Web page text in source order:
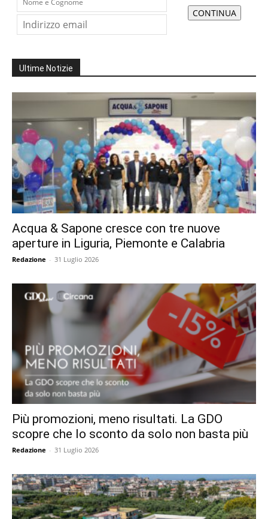
Ultime Notizie
Acqua & Sapone cresce con tre nuove
aperture in Liguria, Piemonte e Calabria
Redazione - 31 Luglio 2026
Più promozioni, meno risultati. La GDO
scopre che lo sconto da solo non basta più
Redazione - 31 Luglio 2026